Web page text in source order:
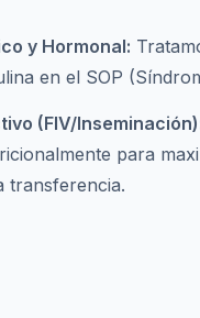
y Hormonal:
en el SOP
(FIV/
para
transferencia.